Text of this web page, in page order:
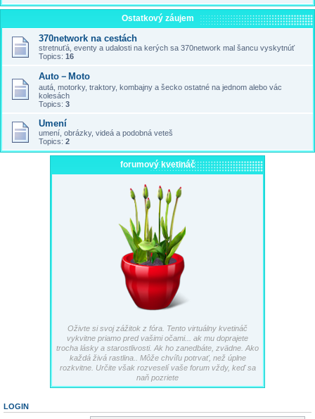
Ostatkový záujem
370network na cestách
stretnuťá, eventy a udalosti na kerých sa 370network mal šancu vyskytnúť
Topics: 16
Auto－Moto
autá, motorky, traktory, kombajny a šecko ostatné na jednom alebo vác
kolesách
Topics: 3
Umení
umení, obrázky, videá a podobná veteš
Topics: 2
forumový kvetináč
Oživte si svoj zážitok z fóra. Tento virtuálny kvetináč
vykvitne priamo pred vašimi očami... ak mu doprajete
trocha lásky a starostlivosti. Ak ho zanedbáte, zvädne. Ako
každá živá rastlina.. Môže chvíľu potrvať, než úplne
rozkvitne. Určite však rozveselí vaše forum vždy, keď sa
naň pozriete
LOGIN